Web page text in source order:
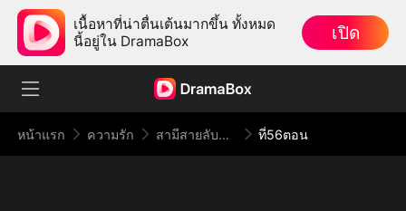
เนื้อหาที่น่าตื่นเต้นมากขึ้น ทั้งหมด
นี้อยู่ใน DramaBox
เปิด
หน้าแรก ความรัก สามีสายลับของผม ที่56ตอน